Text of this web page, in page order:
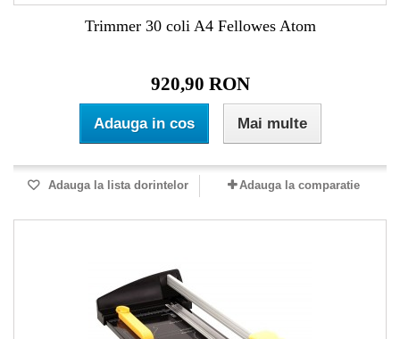
Trimmer 30 coli A4 Fellowes Atom
920,90 RON
Adauga in cos Mai multe
Adauga la lista dorintelor Adauga la comparatie